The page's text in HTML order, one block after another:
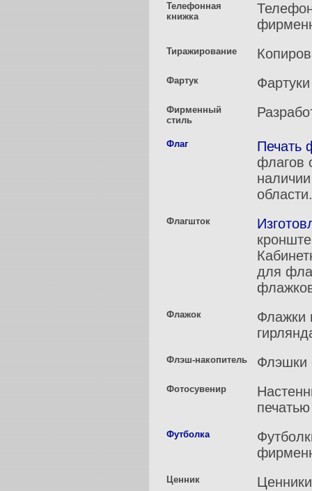
Телефонная
книжка
Тиражирование
Фартук
Фирменный
стиль
Флаг
Печать
флагов
области.
Флагшток
для
Флажок
Флажки
Флэш-накопитель Флэшки
Фотосувенир
Футболка
Ценник